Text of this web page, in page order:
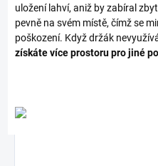
uložení lahví, aniž by zabíral
pevně na svém místě, čímž se
poškození. Když držák
získáte více prostoru pro jiné